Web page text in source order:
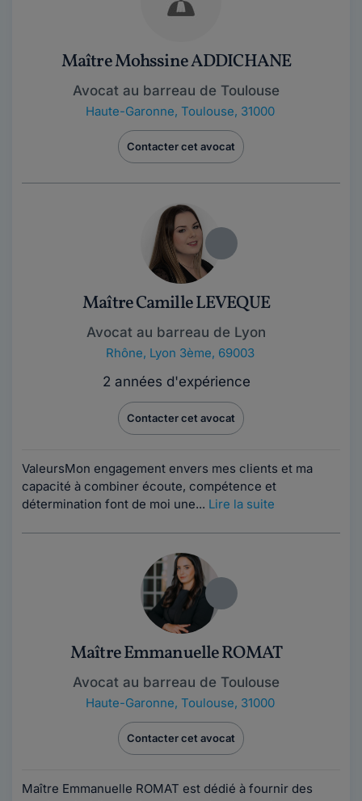
Maître Mohssine ADDICHANE
Avocat au barreau de Toulouse
Haute-Garonne, Toulouse, 31000
Contacter cet avocat
Maître Camille LEVEQUE
Avocat au barreau de Lyon
Rhône, Lyon 3ème, 69003
2 années d'expérience
Contacter cet avocat
Valeurs ​Mon engagement envers mes clients et ma
capacité à combiner écoute, compétence et
détermination font de moi une... Lire la suite
Maître Emmanuelle ROMAT
Avocat au barreau de Toulouse
Haute-Garonne, Toulouse, 31000
Contacter cet avocat
Maître Emmanuelle ROMAT est dédié à fournir des